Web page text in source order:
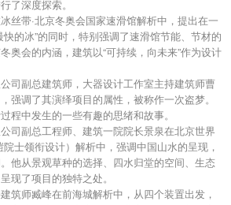
了深度探索。
丝带·北京冬奥会国家速滑馆解析中，提出在一
的冰”的同时，特别强调了速滑馆节能、节材的
奥会的内涵，建筑以“可持续，向未来”作为设计
司副总建筑师，大器设计工作室主持建筑师曹
强调了其演绎项目的属性，被称作一次盗梦。
程中发生的一些有趣的思绪和故事。
司副总工程师、建筑一院院长景泉在北京世界
士领衔设计）解析中，强调中国山水的呈现，
他从景观草种的选择、四水归堂的空间、生态
现了项目的独特之处。
筑师臧峰在前海城解析中，从四个装置出发，